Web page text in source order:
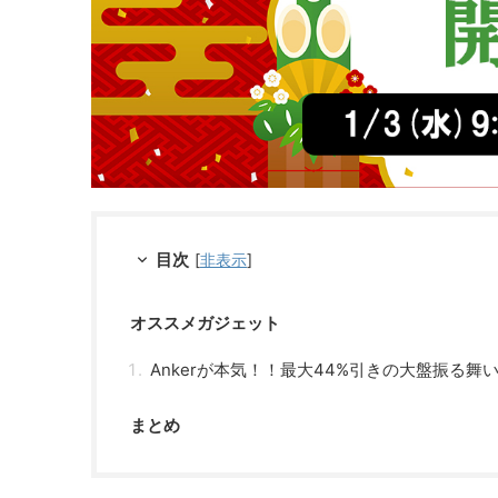
目次 [非表示]
オススメガジェット
Ankerが本気！！最大44%引きの大盤振る舞
まとめ